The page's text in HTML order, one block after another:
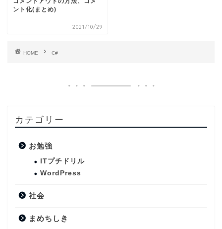
ント化(まとめ)
2021/10/29
HOME C#
カテゴリー
お勉強
ITプチドリル
WordPress
社会
まめちしき